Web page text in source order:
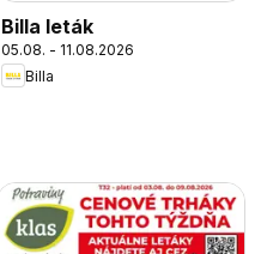
Billa leták
05.08. - 11.08.2026
Billa